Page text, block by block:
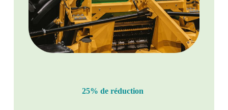
25% de réduction